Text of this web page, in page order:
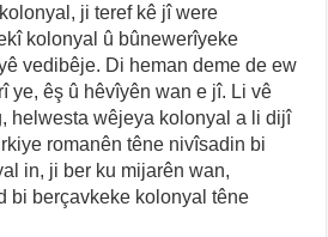
ji teref kê jî were
kolonyal û bûnewerîyeke
vedibêje. Di heman deme de ew
ye, êş û hêvîyên wan e jî. Li vê
helwesta wêjeya kolonyal a li dijî
romanên têne nivîsadin bi
in, ji ber ku mijarên wan,
bi berçavkeke kolonyal têne